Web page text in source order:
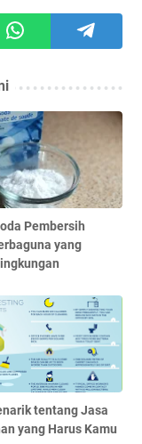
Pembersih
yang
tentang Jasa
yang Harus Kamu